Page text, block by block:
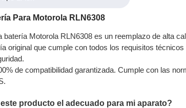
Para Motorola RLN6308
batería Motorola RLN6308 es un reemplazo de alta
original que cumple con todos los requisitos técnicos
de compatibilidad garantizada. Cumple con las
producto el adecuado para mi aparato?